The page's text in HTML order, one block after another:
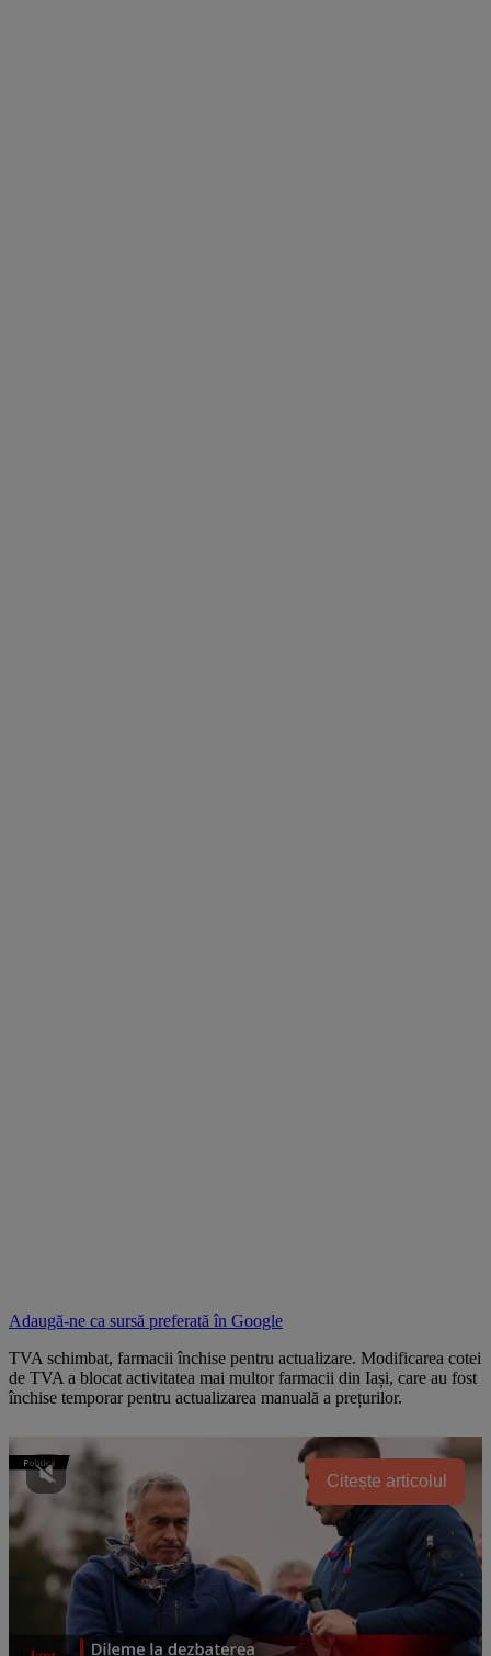
Adaugă-ne ca sursă preferată în Google
TVA schimbat, farmacii închise pentru actualizare. Modificarea cotei
de TVA a blocat activitatea mai multor farmacii din Iași, care au fost
închise temporar pentru actualizarea manuală a prețurilor.
Citește articolul